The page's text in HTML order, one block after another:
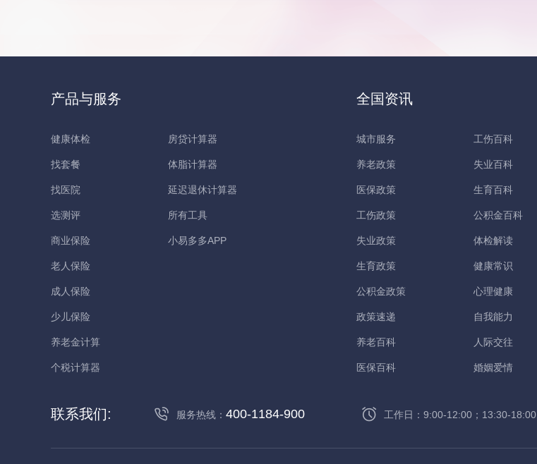
产品与服务
健康体检
找套餐
找医院
选测评
商业保险
老人保险
成人保险
少儿保险
养老金计算
个税计算器
房贷计算器
体脂计算器
延迟退休计算器
所有工具
小易多多APP
全国资讯
城市服务
养老政策
医保政策
工伤政策
失业政策
生育政策
公积金政策
政策速递
养老百科
医保百科
工伤百科
失业百科
生育百科
公积金百科
体检解读
健康常识
心理健康
自我能力
人际交往
婚姻爱情
联系我们: 服务热线： 400-1184-900 工作日：9:00-12:00；13:30-18:00